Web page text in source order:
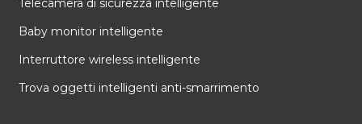
Telecamera di sicurezza intelligente
Baby monitor intelligente
Interruttore wireless intelligente
Trova oggetti intelligenti anti-smarrimento